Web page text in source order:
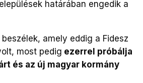
határában engedik a
amely eddig a Fidesz
most pedig ezerrel próbálja
és az új magyar kormány